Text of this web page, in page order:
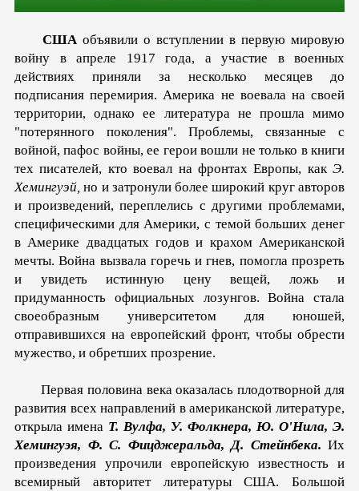
СШАобъявили о вступлении в первую мировую
войну в ап­реле 1917 года, а участие в военных
действиях приняли за не­сколько месяцев до
подписания перемирия. Америка не воевала на своей
территории, однако ее литература не прошла мимо
"потерянного поколения". Проблемы, связанные с
войной, па­фос войны, ее герои вошли не только в книги
тех писателей, кто воевал на фронтах Европы, как Э.
Хемингуэй, но и затронули более широкий круг авторов
и произведений, переплелись с другими проблемами,
специфическими для Америки, с темой больших денег
в Америке двадцатых годов и крахом Американ­ской
мечты. Война вызвала горечь и гнев, помогла прозреть
и увидеть истинную цену вещей, ложь и
придуманность офици­альных лозунгов. Война стала
своеобразным университетом для юношей,
отправившихся на европейский фронт, чтобы обрести
мужество, и обретших прозрение.
Первая половина века оказалась плодотворной для
разви­тия всех направлений в американской литературе,
открыла имена Т. Вулфа, У. Фолкнера, Ю. О'Нила, Э.
Хемингуэя, Ф. С. Фицджеральда, Д. Стейнбека. Их
произведения упрочили европейскую известность и
всемирный авторитет литературы США. Большой